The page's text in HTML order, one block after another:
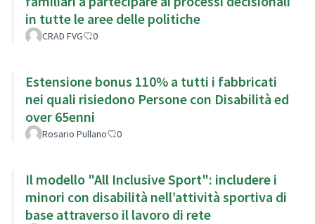
in tutte le aree delle politiche
CRAD FVG 0
Estensione bonus 110% a tutti i fabbricati
nei quali risiedono Persone con Disabilità ed
over 65enni
Rosario Pullano 0
Il modello "All Inclusive Sport": includere i
minori con disabilità nell’attività sportiva di
base attraverso il lavoro di rete